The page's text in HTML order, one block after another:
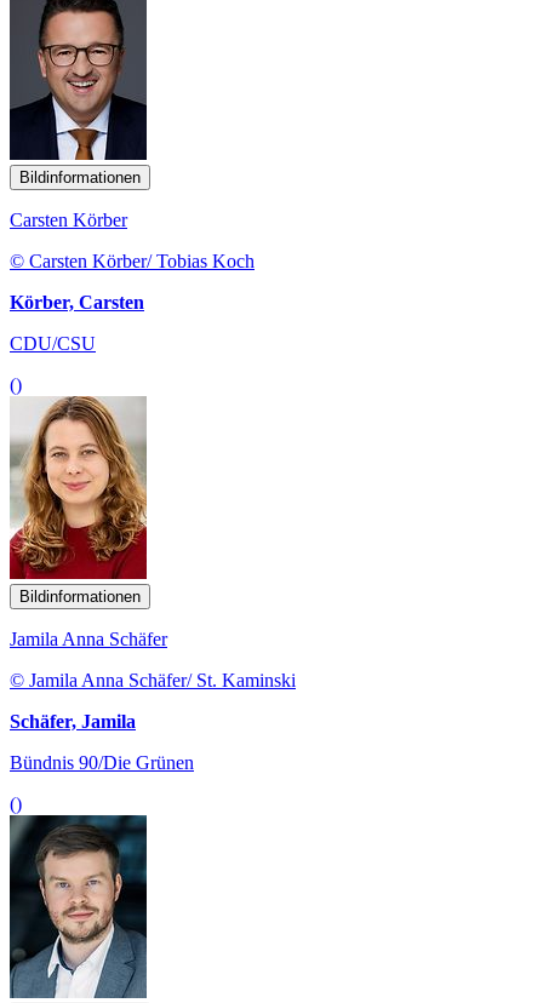
Bildinformationen
Carsten Körber
© Carsten Körber/ Tobias Koch
Körber, Carsten
CDU/CSU
()
Bildinformationen
Jamila Anna Schäfer
© Jamila Anna Schäfer/ St. Kaminski
Schäfer, Jamila
Bündnis 90/Die Grünen
()